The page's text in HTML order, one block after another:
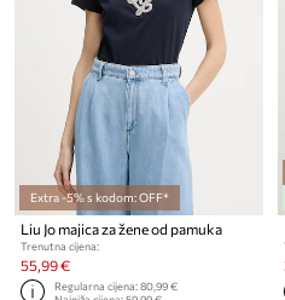
Extra -5% s kodom: OFF*
Liu Jo majica za žene od pamuka
Trenutna cijena:
55,99 €
Regularna cijena:80,99 €